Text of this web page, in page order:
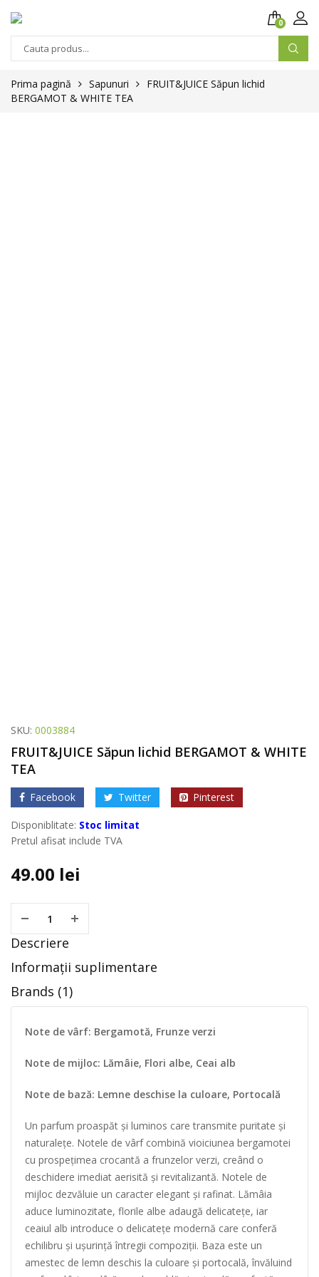
0
Prima pagină Sapunuri
FRUIT&JUICE Săpun lichid
BERGAMOT & WHITE TEA
SKU: 0003884
FRUIT&JUICE Săpun lichid BERGAMOT & WHITE
TEA
Facebook Twitter Pinterest
Disponiblitate: Stoc limitat
Pretul afisat include TVA
49.00 lei
Descriere
Informații suplimentare
Brands (1)
Note de vârf: Bergamotă, Frunze verzi
Note de mijloc: Lămâie, Flori albe, Ceai alb
Note de bază: Lemne deschise la culoare, Portocală
Un parfum proaspăt și luminos care transmite puritate și
naturalețe. Notele de vârf combină vioiciunea bergamotei
cu prospețimea crocantă a frunzelor verzi, creând o
deschidere imediat aerisită și revitalizantă. Notele de
mijloc dezvăluie un caracter elegant și rafinat. Lămâia
aduce luminozitate, florile albe adaugă delicatețe, iar
ceaiul alb introduce o delicatețe modernă care conferă
echilibru și ușurință întregii compoziții. Baza este un
amestec de lemn deschis la culoare și portocală, învăluind